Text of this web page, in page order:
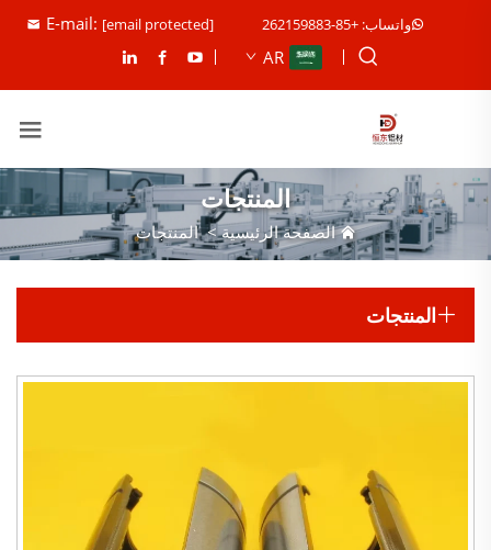
واتساب: +85-262159883 E-mail: [email protected]
AR
المنتجات
الصفحة الرئيسية>المنتجات
المنتجات